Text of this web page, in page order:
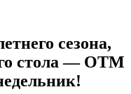
сезона,
стола — OTM